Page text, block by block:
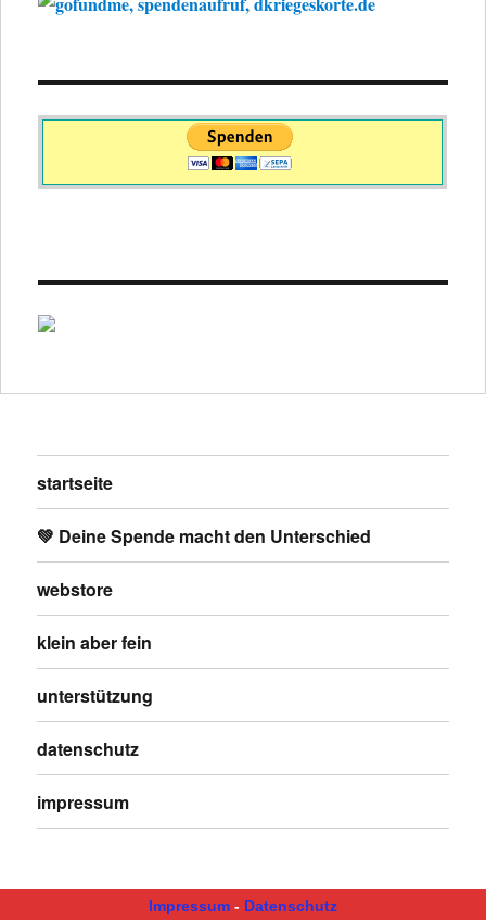
startseite
💚 Deine Spende macht den Unterschied
webstore
klein aber fein
unterstützung
datenschutz
impressum
Impressum - Datenschutz